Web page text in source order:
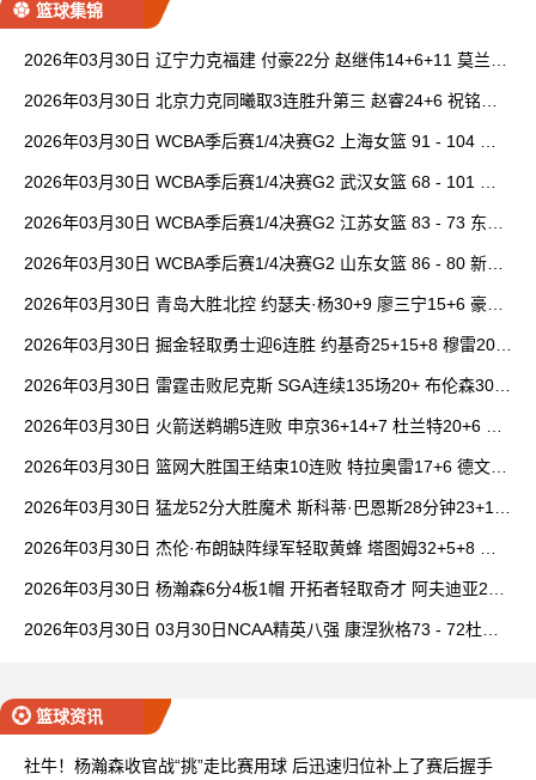
篮球集锦
2026年03月30日 辽宁力克福建 付豪22分 赵继伟14+6+11 莫兰德
2026年03月30日 北京力克同曦取3连胜升第三 赵睿24+6 祝铭震1
2026年03月30日 WCBA季后赛1/4决赛G2 上海女篮 91 - 104 四
2026年03月30日 WCBA季后赛1/4决赛G2 武汉女篮 68 - 101 山
2026年03月30日 WCBA季后赛1/4决赛G2 江苏女篮 83 - 73 东莞
2026年03月30日 WCBA季后赛1/4决赛G2 山东女篮 86 - 80 新疆
2026年03月30日 青岛大胜北控 约瑟夫·杨30+9 廖三宁15+6 豪斯
2026年03月30日 掘金轻取勇士迎6连胜 约基奇25+15+8 穆雷20+
2026年03月30日 雷霆击败尼克斯 SGA连续135场20+ 布伦森30分
2026年03月30日 火箭送鹈鹕5连败 申京36+14+7 杜兰特20+6 锡
2026年03月30日 篮网大胜国王结束10连败 特拉奥雷17+6 德文·
2026年03月30日 猛龙52分大胜魔术 斯科蒂·巴恩斯28分钟23+15
2026年03月30日 杰伦·布朗缺阵绿军轻取黄蜂 塔图姆32+5+8 普
2026年03月30日 杨瀚森6分4板1帽 开拓者轻取奇才 阿夫迪亚20+
2026年03月30日 03月30日NCAA精英八强 康涅狄格73 - 72杜克
篮球资讯
社牛！杨瀚森收官战“挑”走比赛用球 后迅速归位补上了赛后握手